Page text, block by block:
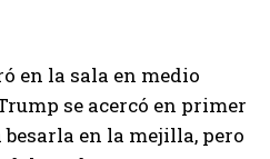
en la sala en medio
se acercó en primer
besarla en la mejilla, pero